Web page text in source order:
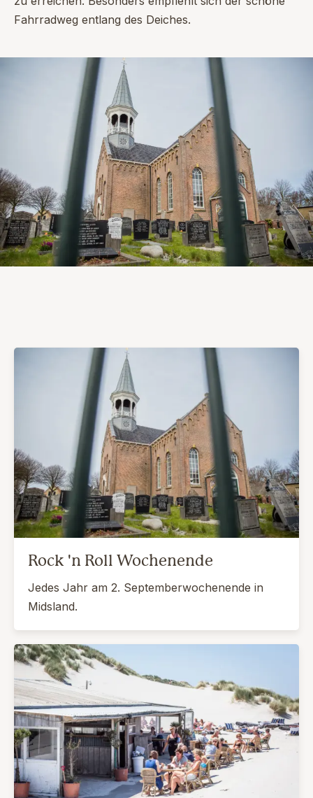
Fahrradweg entlang des Deiches.
Rock 'n Roll Wochenende
Jedes Jahr am 2. Septemberwochenende in
Midsland.